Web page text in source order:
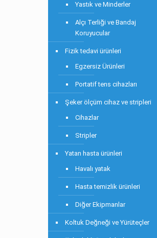
Yastık ve Minderler
Alçı Terliği ve Bandaj
Koruyucular
Fizik tedavi ürünleri
Egzersiz Ürünleri
Portatif tens cihazları
Şeker ölçüm cihaz ve stripleri
Cihazlar
Stripler
Yatan hasta ürünleri
Havalı yatak
Hasta temizlik ürünleri
Diğer Ekipmanlar
Koltuk Değneği ve Yürüteçler